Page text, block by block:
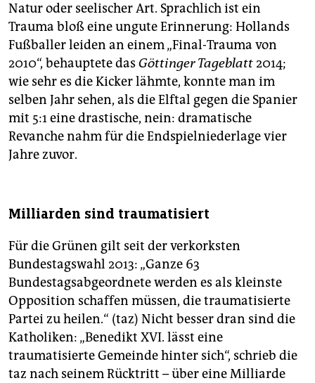
Natur oder seelischer Art. Sprachlich ist ein
Trauma bloß eine ungute Erinnerung: Hollands
Fußballer leiden an einem „Final-Trauma von
2010“, behauptete das Göttinger Tageblatt2014;
wie sehr es die Kicker lähmte, konnte man im
selben Jahr sehen, als die Elftal gegen die Spanier
mit 5:1 eine drastische, nein: dramatische
Revanche nahm für die Endspielniederlage vier
Jahre zuvor.
Milliarden sind traumatisiert
Für die Grünen gilt seit der verkorksten
Bundestagswahl 2013: „Ganze 63
Bundestagsabgeordnete werden es als kleinste
Opposition schaffen müssen, die traumatisierte
Partei zu heilen.“ (taz) Nicht besser dran sind die
Katholiken: „Benedikt XVI. lässt eine
traumatisierte Gemeinde hinter sich“, schrieb die
taz nach seinem Rücktritt – über eine Milliarde